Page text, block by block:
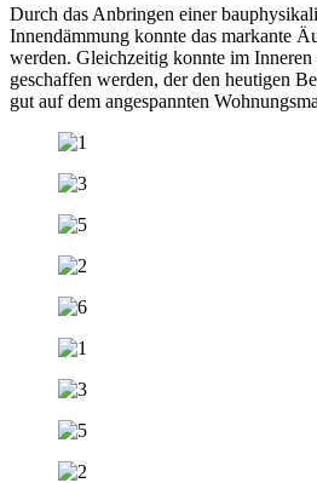
Durch das Anbringen einer
Innendämmung konnte das markante
werden. Gleichzeitig konnte im
geschaffen werden, der den heutigen
gut auf dem angespannten